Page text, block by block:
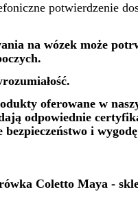
potwierdzenie
na wózek może
oferowane w
odpowiednie
i
Coletto Maya -